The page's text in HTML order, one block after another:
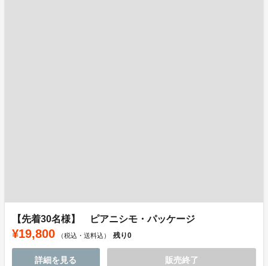
【先着30名様】 ピアニシモ・パッケージ
¥19,800 （税込・送料込） 残り0
詳細を見る 販売終了